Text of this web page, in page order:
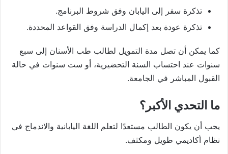
تذكرة سفر إلى اليابان وفق شروط البرنامج.
تذكرة عودة بعد إكمال الدراسة وفق القواعد المحددة.
كما يمكن أن تصل مدة التمويل لطالب طب الأسنان إلى سبع
سنوات عند احتساب السنة التحضيرية، أو ست سنوات في حالة
القبول المباشر في الجامعة.
ما التحدي الأكبر؟
يجب أن يكون الطالب مستعدًا لتعلم اللغة اليابانية والاندماج في
نظام أكاديمي طويل ومكثف.